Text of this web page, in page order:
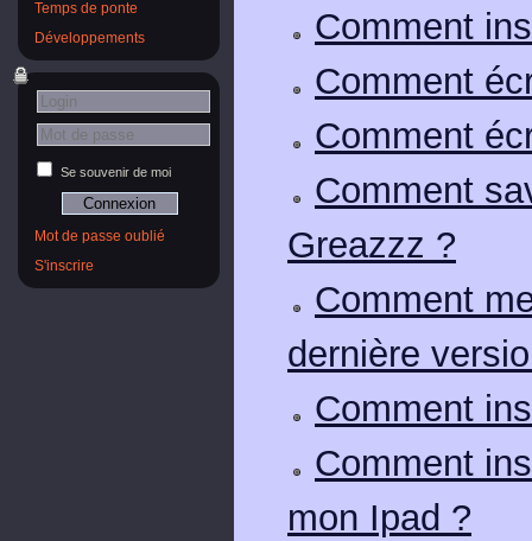
Temps de ponte
Développements
Se souvenir de moi
Mot de passe oublié
S'inscrire
Comment
Comment
Comment
Comment
Greazzz ?
Comment
dernière
Comment
Comment
mon Ipad ?